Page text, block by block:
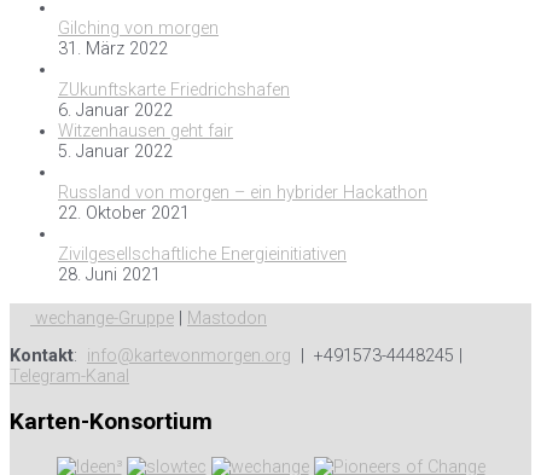
Gilching von morgen
31. März 2022
ZUkunftskarte Friedrichshafen
6. Januar 2022
Witzenhausen geht fair
5. Januar 2022
Russland von morgen – ein hybrider Hackathon
22. Oktober 2021
Zivilgesellschaftliche Energieinitiativen
28. Juni 2021
wechange-Gruppe
Mastodon
Kontakt: info@kartevonmorgen.org | +491573-4448245 |
Telegram-Kanal
Karten-Konsortium